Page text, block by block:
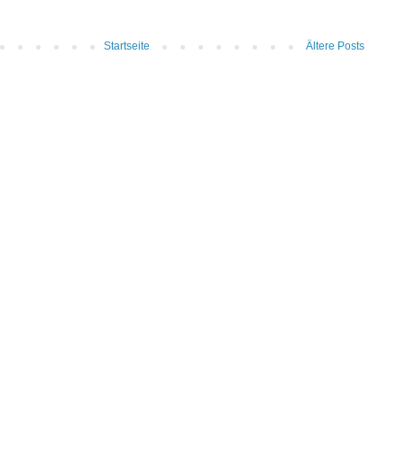
Ältere Posts
Startseite